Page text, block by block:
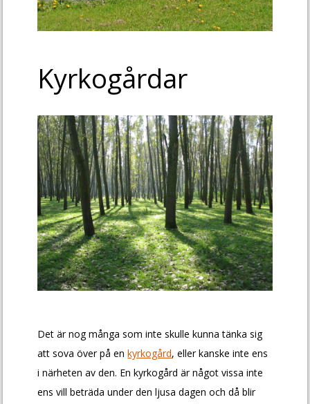
Kyrkogårdar
Det är nog många som inte skulle kunna tänka sig
att sova över på enkyrkogård, eller kanske inte ens
i närheten av den. En kyrkogård är något vissa inte
ens vill beträda under den ljusa dagen och då blir